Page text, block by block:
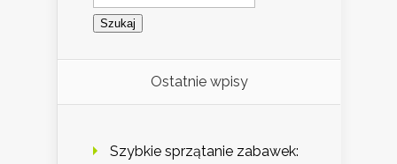
Ostatnie wpisy
Szybkie sprzątanie zabawek: